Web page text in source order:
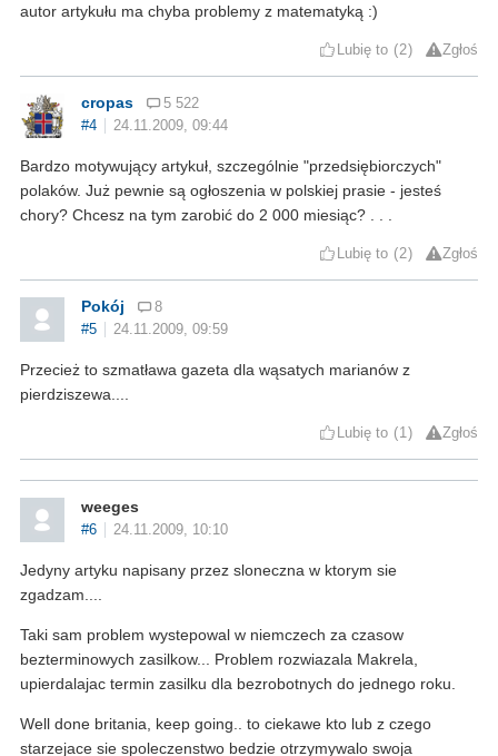
autor artykułu ma chyba problemy z matematyką :)
Lubię to 2 Zgłoś
cropas
5 522
#4
24.11.2009, 09:44
Bardzo motywujący artykuł, szczególnie "przedsiębiorczych"
polaków. Już pewnie są ogłoszenia w polskiej prasie - jesteś
chory? Chcesz na tym zarobić do 2 000 miesiąc? . . .
Lubię to 2 Zgłoś
Pokój
8
#5
24.11.2009, 09:59
Przecież to szmatława gazeta dla wąsatych marianów z
pierdziszewa....
Lubię to 1 Zgłoś
weeges
#6 24.11.2009, 10:10
Jedyny artyku napisany przez sloneczna w ktorym sie
zgadzam....
Taki sam problem wystepowal w niemczech za czasow
bezterminowych zasilkow... Problem rozwiazala Makrela,
upierdalajac termin zasilku dla bezrobotnych do jednego roku.
Well done britania, keep going.. to ciekawe kto lub z czego
starzejace sie spoleczenstwo bedzie otrzymywalo swoja